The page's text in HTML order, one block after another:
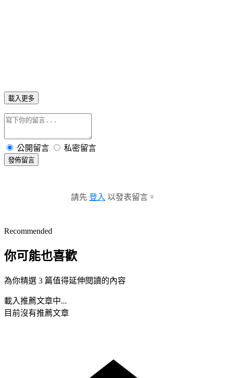
載入更多
公開留言 私密留言
發佈留言
請先 登入 以發表留言。
Recommended
你可能也喜歡
為你精選 3 篇值得延伸閱讀的內容
載入推薦文章中...
目前沒有推薦文章